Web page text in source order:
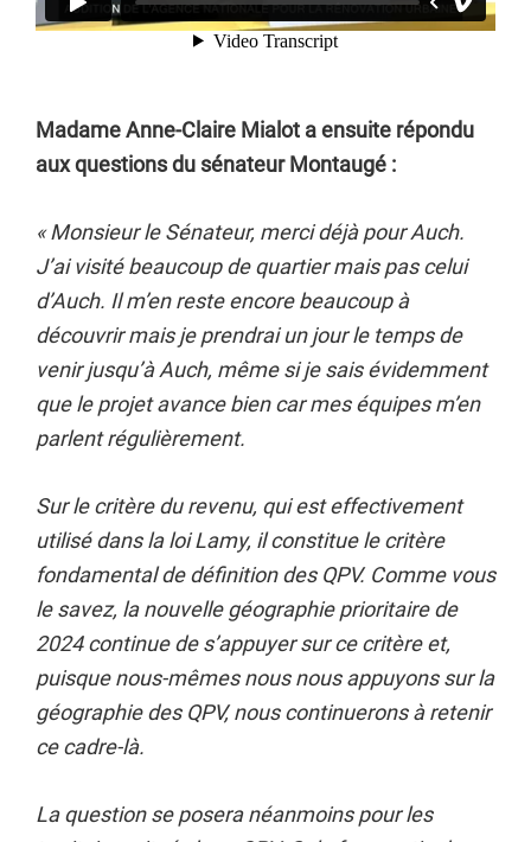
Madame Anne-Claire Mialot a ensuite répondu
aux questions du sénateur Montaugé :
« Monsieur le Sénateur, merci déjà pour Auch.
J’ai visité beaucoup de quartier mais pas celui
d’Auch. Il m’en reste encore beaucoup à
découvrir mais je prendrai un jour le temps de
venir jusqu’à Auch, même si je sais évidemment
que le projet avance bien car mes équipes m’en
parlent régulièrement.
Sur le critère du revenu, qui est effectivement
utilisé dans la loi Lamy, il constitue le critère
fondamental de définition des QPV. Comme vous
le savez, la nouvelle géographie prioritaire de
2024 continue de s’appuyer sur ce critère et,
puisque nous-mêmes nous nous appuyons sur la
géographie des QPV, nous continuerons à retenir
ce cadre-là.
La question se posera néanmoins pour les